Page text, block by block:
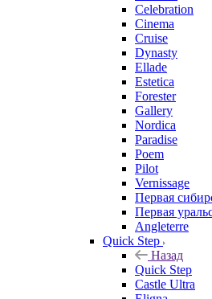
Celebration
Cinema
Cruise
Dynasty
Ellade
Estetica
Forester
Gallery
Nordica
Paradise
Poem
Pilot
Vernissage
Первая
Первая
Angleterre
Quick Step
Назад
Quick Step
Castle Ultra